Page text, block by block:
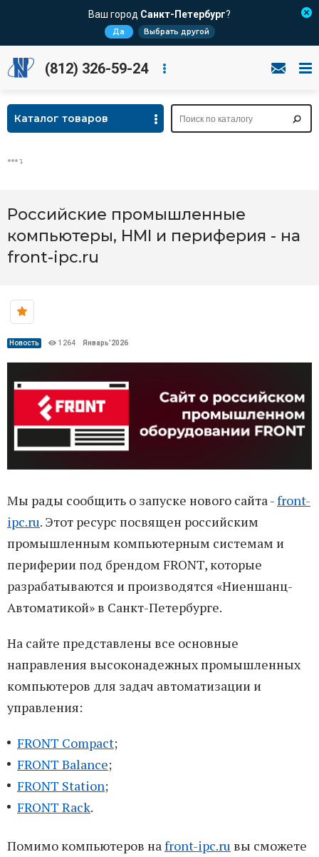
Ваш город Санкт-Петербург?
Да Выбрать другой
(812) 326-59-24
Каталог товаров
Российские промышленные
компьютеры, HMI и периферия - на
front-ipc.ru
Новость 1264 Январь’2026
Мы рады сообщить о запуске нового сайта -front-
ipc.ru. Этот ресурс посвящен российским
промышленным компьютерным системам и
периферии под брендом FRONT, которые
разрабатываются и производятся «Ниеншанц-
Автоматикой» в Санкт-Петербурге.
На сайте представлены все основные
направления высоконадежных промышленных
компьютеров для задач автоматизации и
управления:
FRONT Compact;
FRONT Balance;
FRONT Station;
FRONT Rack.
Помимо компьютеров на front-ipc.ru вы сможете